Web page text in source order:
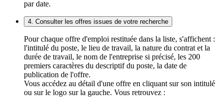
par date.
4. Consulter les offres issues de votre recherche
Pour chaque offre d'emploi restituée dans la liste, s'affichent :
l'intitulé du poste, le lieu de travail, la nature du contrat et la
durée de travail, le nom de l'entreprise si précisé, les 200
premiers caractères du descriptif du poste, la date de
publication de l'offre.
Vous accédez au détail d'une offre en cliquant sur son intitulé
ou sur le logo sur la gauche. Vous retrouvez :